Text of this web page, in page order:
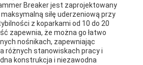
Breaker jest zaprojektowany
siłę uderzeniową przy
z koparkami od 10 do 20
zapewnia, że można go łatwo
nośnikach, zapewniając
różnych stanowiskach pracy i
konstrukcja i niezawodna